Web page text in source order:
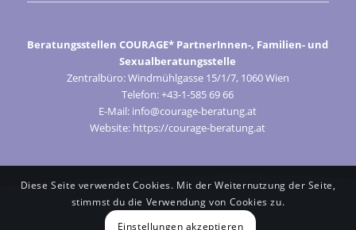
Beratungsstellen COURAGE* PartnerInnen-, Familien- und
Sexualberatungsstelle
Zentralbüro: Windmühlgasse 15/1/7, 1060 Wien
Telefon: +43-1-585 69 66
E-Mail: info@courage-beratung.at
Website: https://courage-beratung.at
Diese Seite verwendet Cookies. Mit der Weiternutzung der Seite,
stimmst du die Verwendung von Cookies zu.
Einstellungen akzeptieren